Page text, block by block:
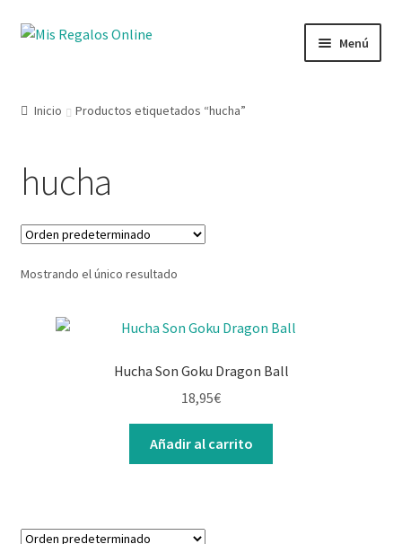
Menú
Secciones
Ofertas
Novedades
Lista de deseos
Inicio Productos etiquetados “hucha”
hucha
Mostrando el único resultado
Hucha Son Goku Dragon Ball
18,95€
Añadir al carrito